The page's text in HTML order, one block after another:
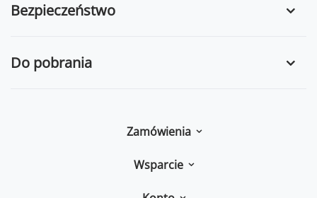
Bezpieczeństwo
Do pobrania
Zamówienia
Wsparcie